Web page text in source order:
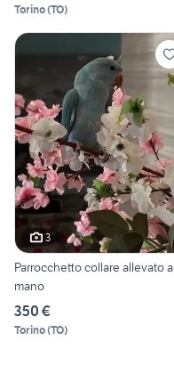
Torino(TO)
3
Parrocchetto collare allevato a
mano
350 €
Torino(TO)